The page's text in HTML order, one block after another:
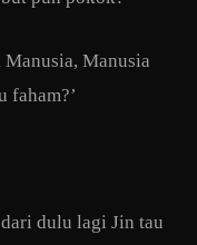
Manusia, Manusia
faham?’
dari dulu lagi Jin tau